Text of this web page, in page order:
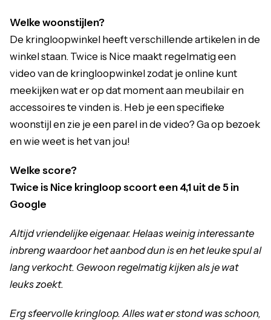
Welke woonstijlen?
De kringloopwinkel heeft verschillende artikelen in de
winkel staan. Twice is Nice maakt regelmatig een
video van de kringloopwinkel zodat je online kunt
meekijken wat er op dat moment aan meubilair en
accessoires te vinden is. Heb je een specifieke
woonstijl en zie je een parel in de video? Ga op bezoek
en wie weet is het van jou!
Welke score?
Twice is Nice kringloop scoort een 4,1 uit de 5 in
Google
Altijd vriendelijke eigenaar. Helaas weinig interessante
inbreng waardoor het aanbod dun is en het leuke spul al
lang verkocht. Gewoon regelmatig kijken als je wat
leuks zoekt.
Erg sfeervolle kringloop. Alles wat er stond was schoon,